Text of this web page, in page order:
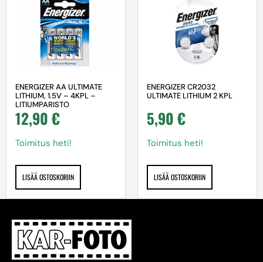
ENERGIZER AA ULTIMATE
LITHIUM, 1.5V – 4KPL –
LITIUMPARISTO
12,90€
Toimitus heti!
LISÄÄ OSTOSKORIIN
ENERGIZER CR2032
ULTIMATE LITHIUM 2 KPL
5,90€
Toimitus heti!
LISÄÄ OSTOSKORIIN